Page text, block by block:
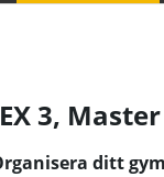
3,
ditt